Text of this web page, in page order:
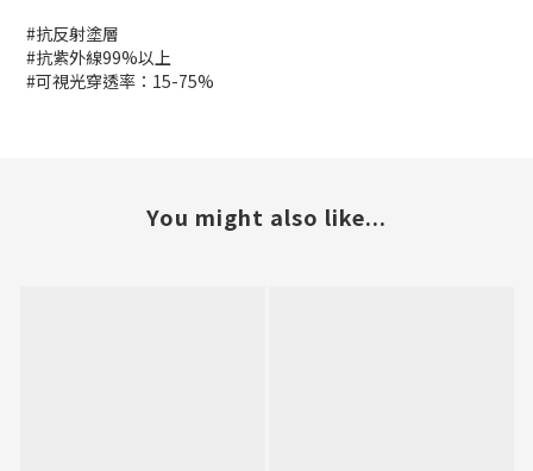
#抗反射塗層
#抗紫外線99%以上
#可視光穿透率：15-75%
You might also like...